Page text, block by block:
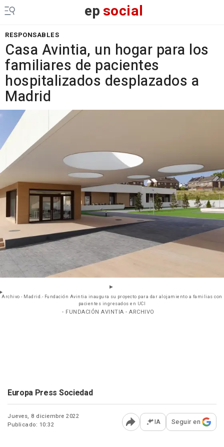
epsocial
RESPONSABLES
Casa Avintia, un hogar para los
familiares de pacientes
hospitalizados desplazados a
Madrid
Archivo - Madrid.- Fundación Avintia inaugura su proyecto para dar alojamiento a familias con
pacientes ingresados en UCI
- FUNDACIÓN AVINTIA - ARCHIVO
Europa Press Sociedad
Jueves, 8 diciembre 2022
Publicado: 10:32
Abrir opciones para
IA Seguir en